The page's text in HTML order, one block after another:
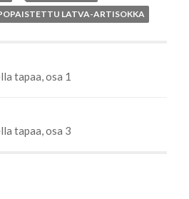
LATVA-ARTISOKKA
tapaa, osa 1
tapaa, osa 3